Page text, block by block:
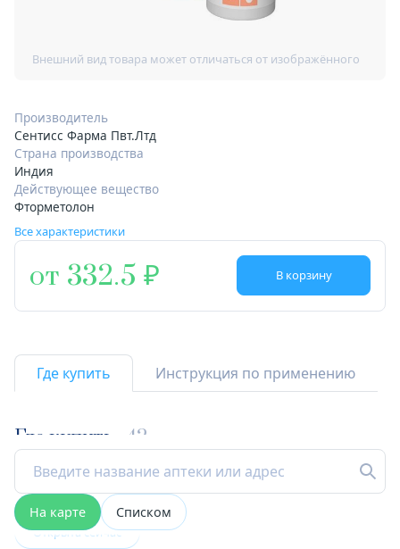
Производитель
Сентисс Фарма Пвт.Лтд
Страна производства
Индия
Действующее вещество
Фторметолон
Все характеристики
от 332.5 В корзину
Где купить Инструкция по применению
Где купить 42
На карте Списком
Открыта сейчас